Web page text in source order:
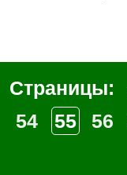
Страницы:
54
55 56